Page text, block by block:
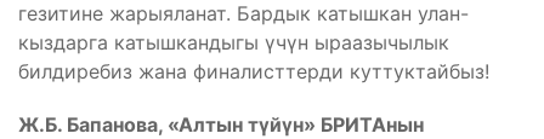
гезитине жарыяланат. Бардык катышкан улан-
кыздарга катышкандыгы үчүн ыраазычылык
билдиребиз жана финалисттерди куттуктайбыз!
Ж.Б. Бапанова, «Алтын түйүн» БРИТАнын